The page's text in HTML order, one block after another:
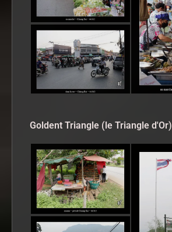
Goldent Triangle (le Triangle d'Or)